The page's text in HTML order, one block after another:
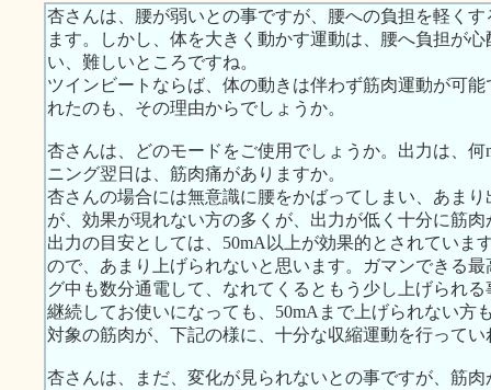
杏さんは、腰が弱いとの事ですが、腰への負担を軽く
ます。しかし、体を大きく動かす運動は、腰へ負担が
い、難しいところですね。
ツインビートならば、体の動きは伴わず筋肉運動が可
れたのも、その理由からでしょうか。
杏さんは、どのモードをご使用でしょうか。出力は、
ニング翌日は、筋肉痛がありますか。
杏さんの場合には無意識に腰をかばってしまい、あま
が、効果が現れない方の多くが、出力が低く十分に筋
出力の目安としては、50mA以上が効果的とされていま
ので、あまり上げられないと思います。ガマンできる
グ中も数分通電して、なれてくるともう少し上げられ
継続してお使いになっても、50mAまで上げられない方
対象の筋肉が、下記の様に、十分な収縮運動を行って
杏さんは、まだ、変化が見られないとの事ですが、筋